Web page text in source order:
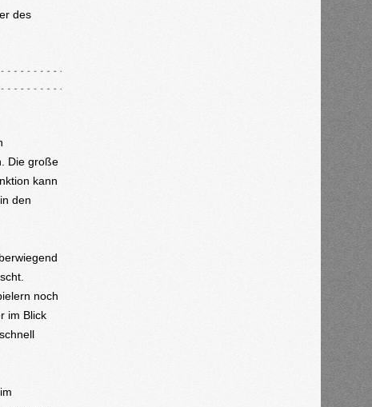
des
Die große
kann
den
noch
im Blick